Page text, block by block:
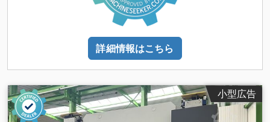
詳細情報はこちら
小型広告